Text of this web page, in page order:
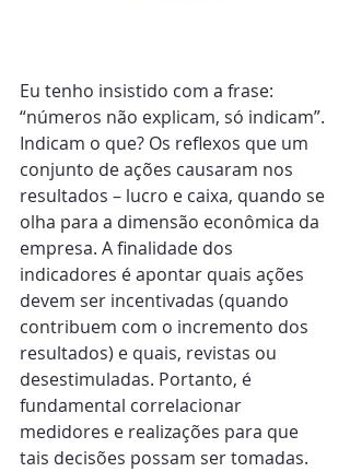
Eu tenho insistido com a frase:
“números não explicam, só indicam”.
Indicam o que? Os reflexos que um
conjunto de ações causaram nos
resultados – lucro e caixa, quando se
olha para a dimensão econômica da
empresa. A finalidade dos
indicadores é apontar quais ações
devem ser incentivadas (quando
contribuem com o incremento dos
resultados) e quais, revistas ou
desestimuladas. Portanto, é
fundamental correlacionar
medidores e realizações para que
tais decisões possam ser tomadas.